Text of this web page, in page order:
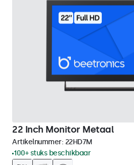
22 Inch Monitor Metaal
Artikelnummer: 22HD7M
100+ stuks beschikbaar